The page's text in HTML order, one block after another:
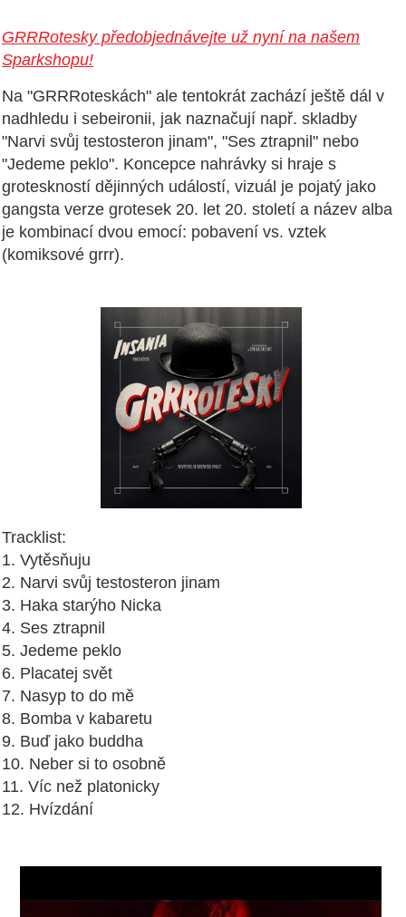
GRRRotesky předobjednávejte už nyní na našem
Sparkshopu!
Na "GRRRoteskách" ale tentokrát zachází ještě dál v
nadhledu i sebeironii, jak naznačují např. skladby
"Narvi svůj testosteron jinam", "Ses ztrapnil" nebo
"Jedeme peklo". Koncepce nahrávky si hraje s
groteskností dějinných událostí, vizuál je pojatý jako
gangsta verze grotesek 20. let 20. století a název alba
je kombinací dvou emocí: pobavení vs. vztek
(komiksové grrr).
Tracklist:
1. Vytěsňuju
2. Narvi svůj testosteron jinam
3. Haka starýho Nicka
4. Ses ztrapnil
5. Jedeme peklo
6. Placatej svět
7. Nasyp to do mě
8. Bomba v kabaretu
9. Buď jako buddha
10. Neber si to osobně
11. Víc než platonicky
12. Hvízdání